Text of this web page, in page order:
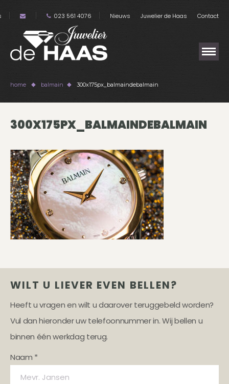
023 561 4076 Nieuws Juwelier de Haas Contact
home balmain 300x175px_balmaindebalmain
300X175PX_BALMAINDEBALMAIN
WILT U LIEVER EVEN BELLEN?
Heeft u vragen en wilt u daarover teruggebeld worden?
Vul dan hieronder uw telefoonnummer in. Wij bellen u
binnen één werkdag terug.
Naam *